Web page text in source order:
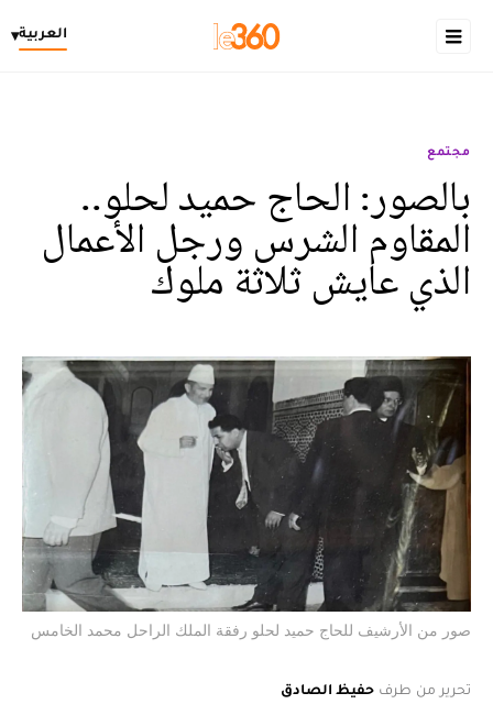
العربية▾
مجتمع
بالصور: الحاج حميد لحلو..
المقاوم الشرس ورجل الأعمال
الذي عايش ثلاثة ملوك
صور من الأرشيف للحاج حميد لحلو رفقة الملك الراحل محمد الخامس
تحرير من طرف حفيظ الصادق